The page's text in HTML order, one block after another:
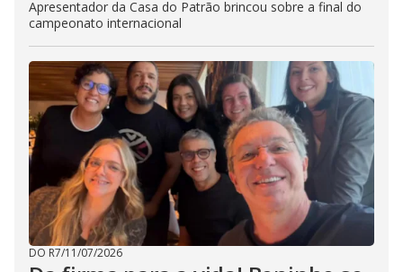
Apresentador da Casa do Patrão brincou sobre a final do
campeonato internacional
DO R7/11/07/2026